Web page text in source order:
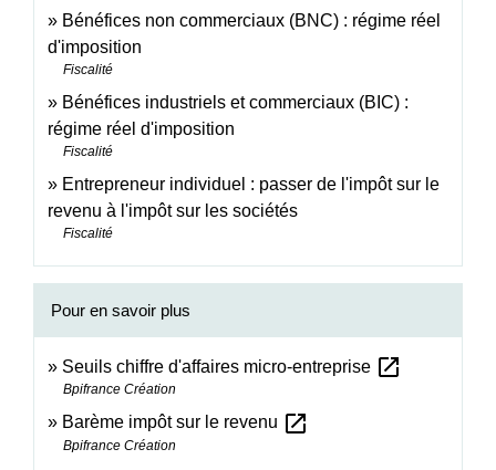
Bénéfices non commerciaux (BNC) : régime réel
d'imposition
Fiscalité
Bénéfices industriels et commerciaux (BIC) :
régime réel d'imposition
Fiscalité
Entrepreneur individuel : passer de l'impôt sur le
revenu à l'impôt sur les sociétés
Fiscalité
Pour en savoir plus
Seuils chiffre d'affaires micro-entreprise open_in_new
Bpifrance Création
Barème impôt sur le revenu open_in_new
Bpifrance Création